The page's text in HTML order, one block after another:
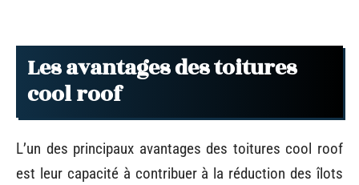
Les avantages des toitures
cool roof
L’un des principaux avantages des toitures cool roof
est leur capacité à contribuer à la réduction des îlots